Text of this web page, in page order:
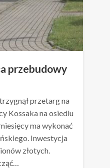
przebudowy
przetarg na
Kossaka na osiedlu
ma wykonać
Inwestycja
złotych.